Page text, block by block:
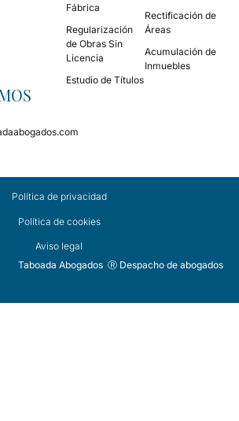
Fábrica
Regularización
de Obras Sin
Licencia
Estudio de Títulos
Rectificación de
Áreas
Acumulación de
Inmuebles
Taboada Abogados Ⓡ Despacho de abogados
Política de privacidad
Política de cookies
Aviso legal